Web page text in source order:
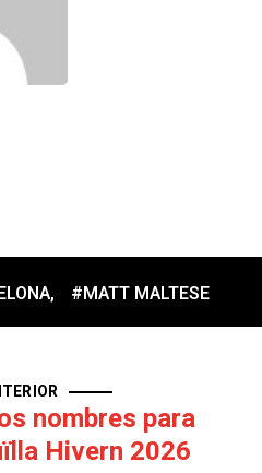
, #MATT MALTESE
nombres para
Hivern 2026